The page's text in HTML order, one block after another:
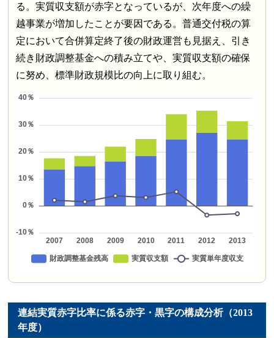
る。実質収支額が赤字となっているが、次年度への繰
越事業が増加したことが要因である。普通交付税の算
定において合併算定終了後の財政運営も見据え、引き
続き財政調整基金への積み立てや、実質収支額の確保
に努め、標準財政規模比の向上に取り組む。
連結実質赤字比率に係る赤字・黒字の構成分析（2013
年度）